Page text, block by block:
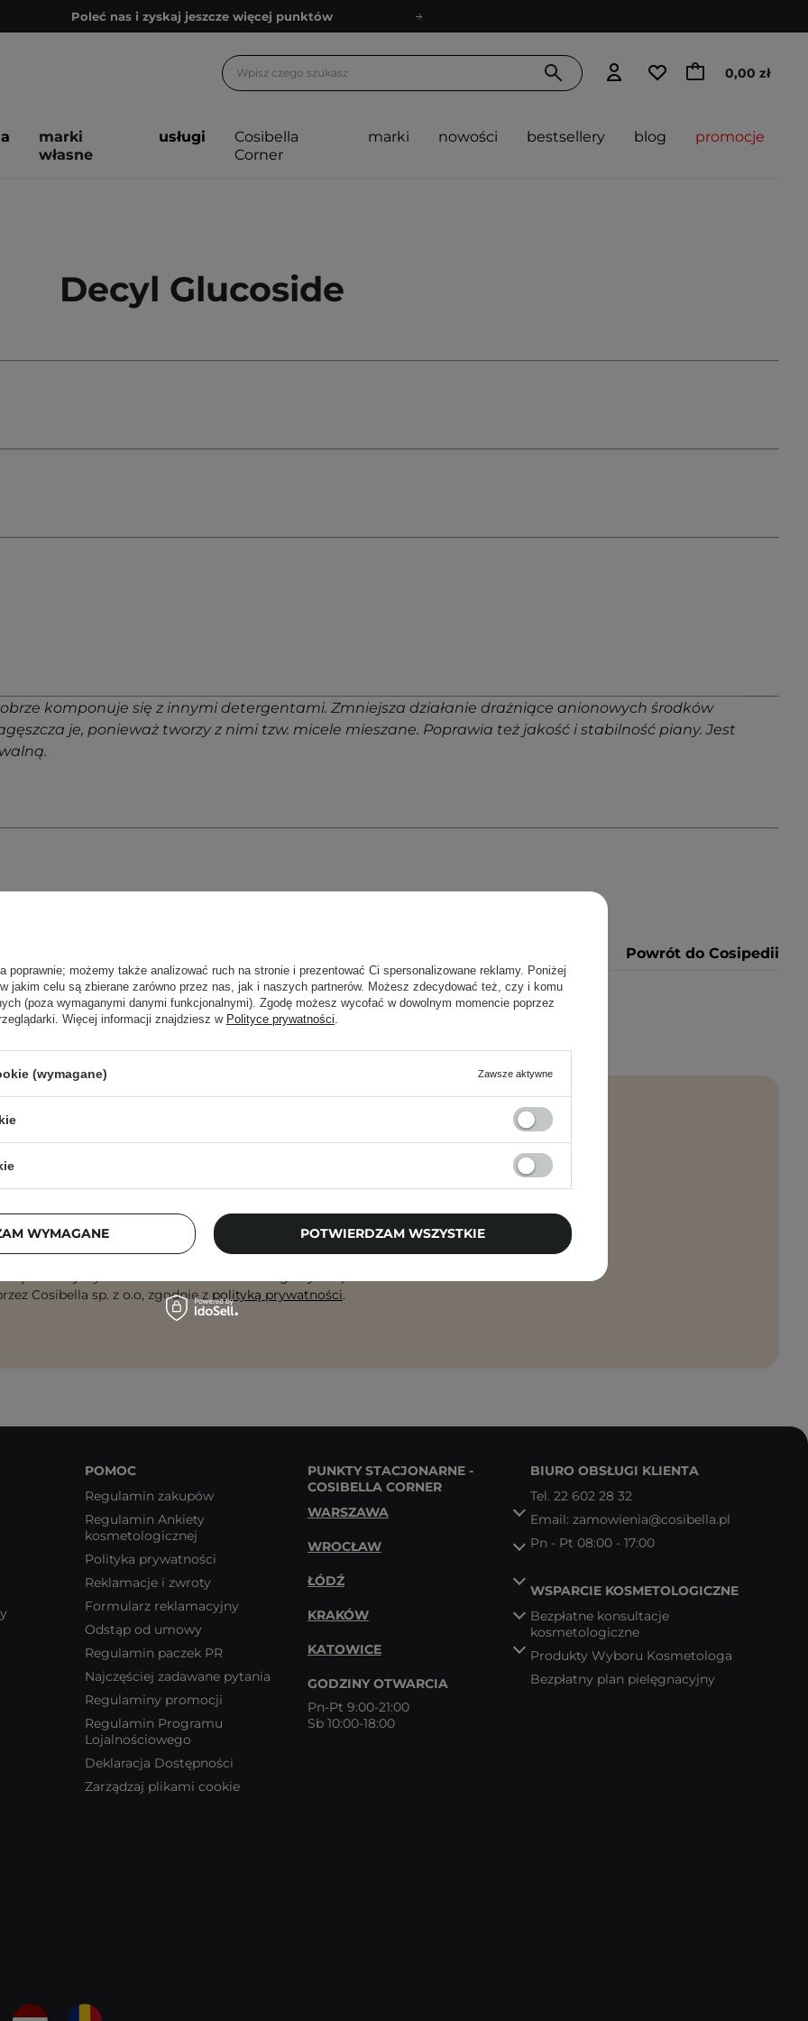
Poleć nas i zyskaj jeszcze więcej punktów
Bezpłatne konsultacje kosmetologiczne
Poleć nas i zyskaj jeszcze więcej punktów
0,00 zł
marki
własne
usługi
Cosibella
Corner
marki nowości bestsellery blog promocje
Decyl Glucoside
komponuje się z innymi detergentami. Zmniejsza działanie drażniące anionowych środków
je, ponieważ tworzy z nimi tzw. micele mieszane. Poprawia też jakość i stabilność piany. Jest
Powrót do Cosipedii
checklisty, eksperckie porady, beauty nowości - prosto na maila!
email
Cosibella sp. z o.o, zgodnie z polityką prywatności.
ZAPISZ SIĘ
POMOC
Regulamin zakupów
Regulamin Ankiety
kosmetologicznej
Polityka prywatności
Reklamacje i zwroty
Formularz reklamacyjny
Odstąp od umowy
Regulamin paczek PR
Najczęściej zadawane pytania
Regulaminy promocji
Regulamin Programu
Lojalnościowego
Deklaracja Dostępności
Zarządzaj plikami cookie
PUNKTY STACJONARNE -
COSIBELLA CORNER
WARSZAWA
WROCŁAW
ŁÓDŹ
KRAKÓW
KATOWICE
GODZINY OTWARCIA
Pn-Pt 9:00-21:00
Sb 10:00-18:00
BIURO OBSŁUGI KLIENTA
Tel. 22 602 28 32
Email: zamowienia@cosibella.pl
Pn - Pt 08:00 - 17:00
WSPARCIE KOSMETOLOGICZNE
Bezpłatne konsultacje
kosmetologiczne
Produkty Wyboru Kosmetologa
Bezpłatny plan pielęgnacyjny
poprawnie; możemy także analizować ruch na stronie i prezentować Ci spersonalizowane reklamy. Poniżej
jakim celu są zbierane zarówno przez nas, jak i naszych partnerów. Możesz zdecydować też, czy i komu
(poza wymaganymi danymi funkcjonalnymi). Zgodę możesz wycofać w dowolnym momencie poprzez
Więcej informacji znajdziesz w Polityce prywatności
(wymagane) Zawsze aktywne
WYMAGANE POTWIERDZAM WSZYSTKIE